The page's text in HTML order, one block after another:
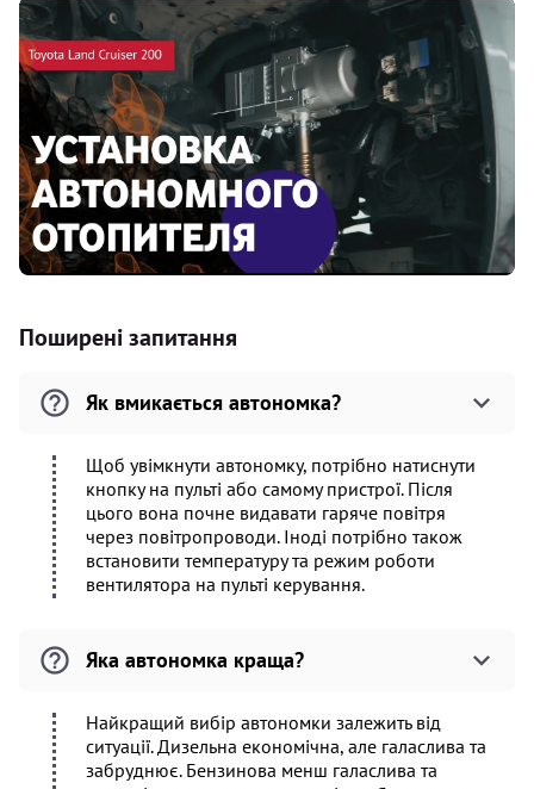
Поширені запитання
Як вмикається автономка?
Щоб увімкнути автономку, потрібно натиснути
кнопку на пульті або самому пристрої. Після
цього вона почне видавати гаряче повітря
через повітропроводи. Іноді потрібно також
встановити температуру та режим роботи
вентилятора на пульті керування.
Яка автономка краща?
Найкращий вибір автономки залежить від
ситуації. Дизельна економічна, але галаслива та
забруднює. Бензинова менш галаслива та